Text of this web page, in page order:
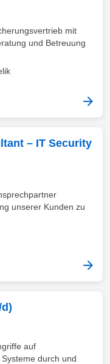
mit
und Betreuung
– IT Security
unserer Kunden zu
auf
durch und